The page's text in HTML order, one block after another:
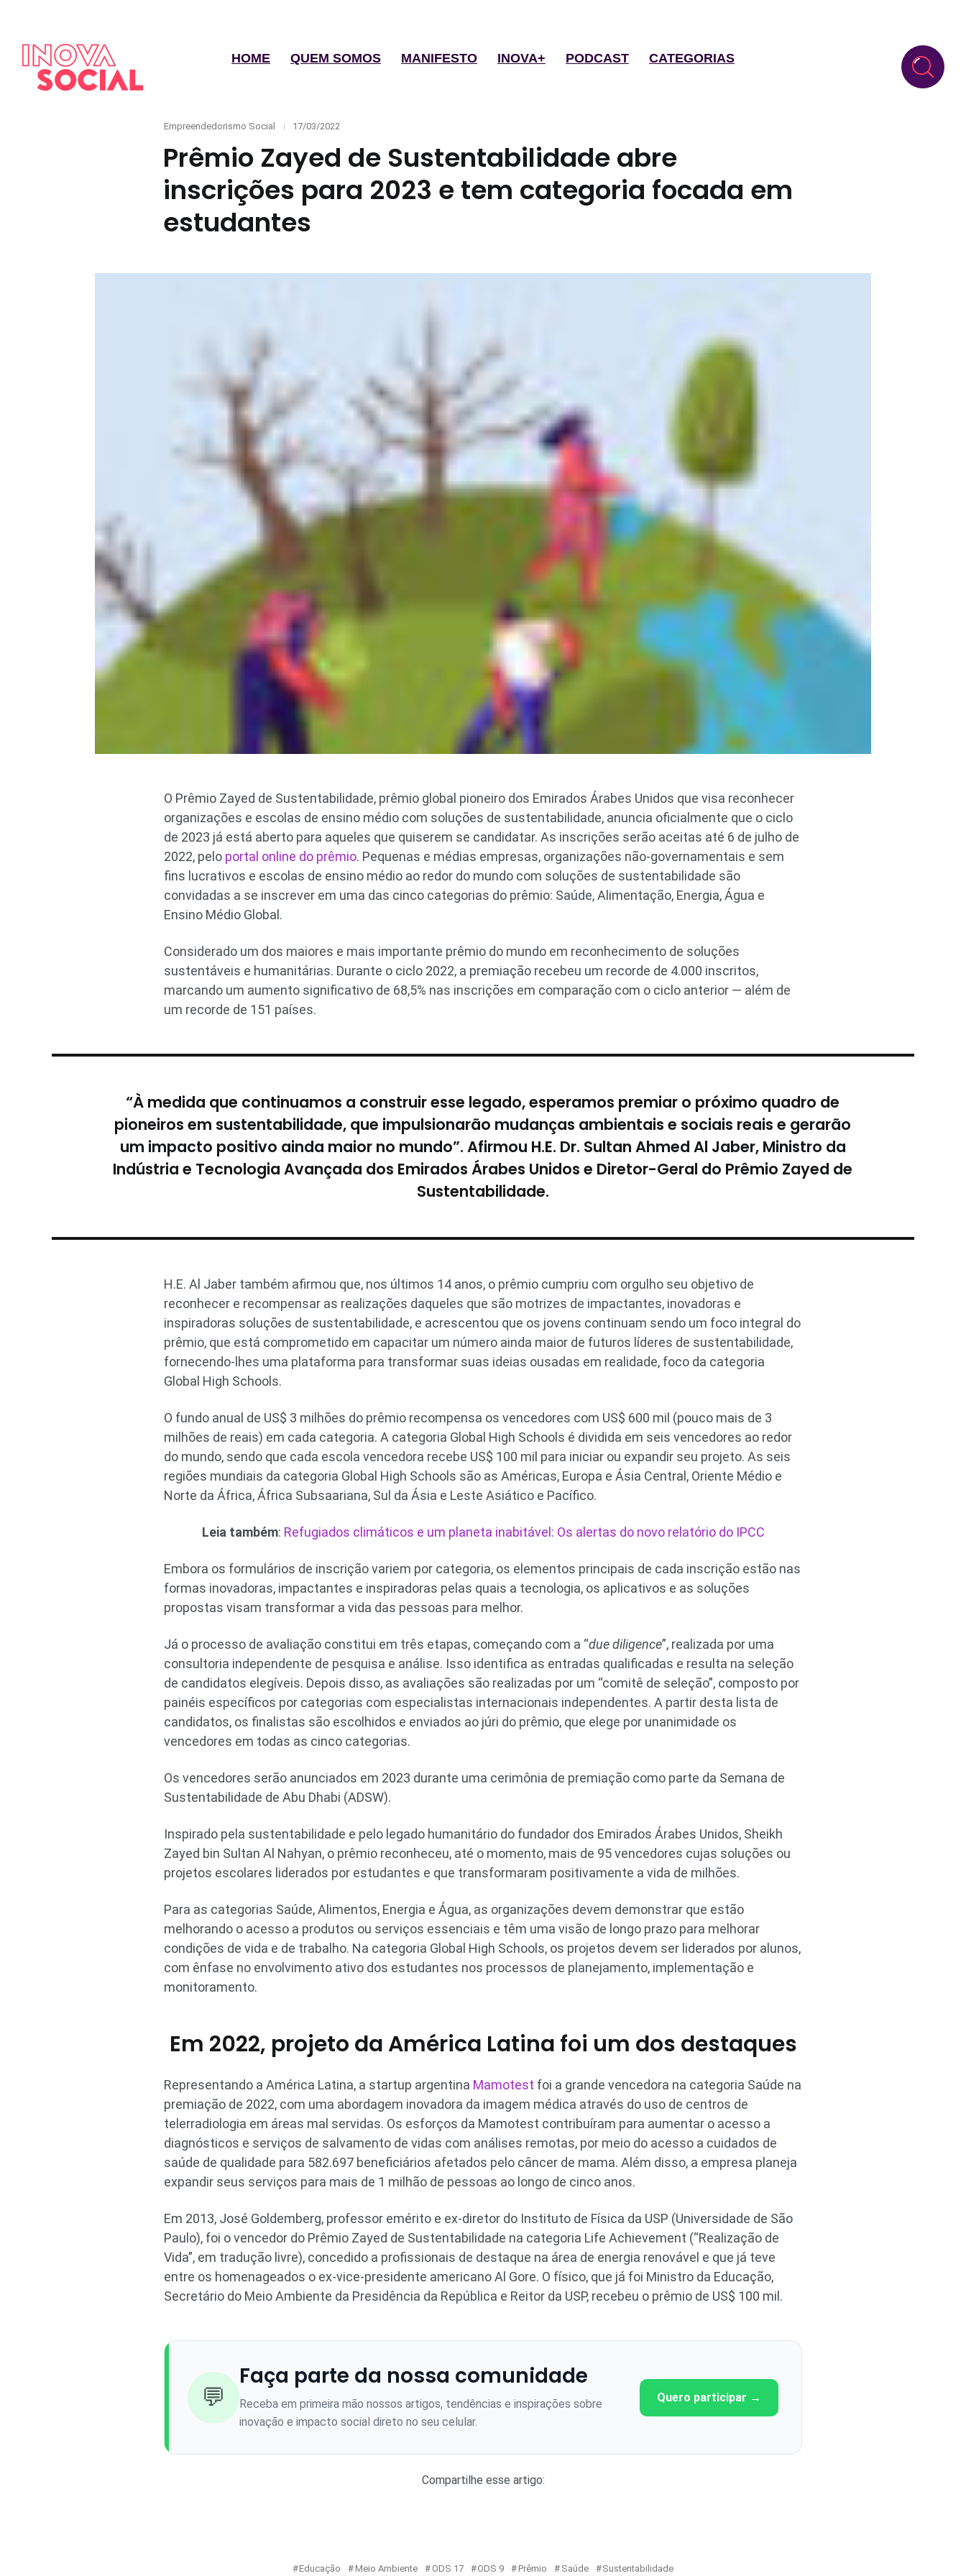
HOME QUEM SOMOS MANIFESTO INOVA+ PODCAST CATEGORIAS
Categories
Empreendedorismo Social
Posted
17/03/2022
Prêmio Zayed de Sustentabilidade abre
inscrições para 2023 e tem categoria focada em
estudantes
O Prêmio Zayed de Sustentabilidade, prêmio global pioneiro dos Emirados Árabes Unidos que visa reconhecer
organizações e escolas de ensino médio com soluções de sustentabilidade, anuncia oficialmente que o ciclo
de 2023 já está aberto para aqueles que quiserem se candidatar. As inscrições serão aceitas até 6 de julho de
2022, pelo portal online do prêmio. Pequenas e médias empresas, organizações não-governamentais e sem
fins lucrativos e escolas de ensino médio ao redor do mundo com soluções de sustentabilidade são
convidadas a se inscrever em uma das cinco categorias do prêmio: Saúde, Alimentação, Energia, Água e
Ensino Médio Global.
Considerado um dos maiores e mais importante prêmio do mundo em reconhecimento de soluções
sustentáveis e humanitárias. Durante o ciclo 2022, a premiação recebeu um recorde de 4.000 inscritos,
marcando um aumento significativo de 68,5% nas inscrições em comparação com o ciclo anterior — além de
um recorde de 151 países.
“À medida que continuamos a construir esse legado, esperamos premiar o próximo quadro de
pioneiros em sustentabilidade, que impulsionarão mudanças ambientais e sociais reais e gerarão
um impacto positivo ainda maior no mundo”. Afirmou H.E. Dr. Sultan Ahmed Al Jaber, Ministro da
Indústria e Tecnologia Avançada dos Emirados Árabes Unidos e Diretor-Geral do Prêmio Zayed de
Sustentabilidade.
H.E. Al Jaber também afirmou que, nos últimos 14 anos, o prêmio cumpriu com orgulho seu objetivo de
reconhecer e recompensar as realizações daqueles que são motrizes de impactantes, inovadoras e
inspiradoras soluções de sustentabilidade, e acrescentou que os jovens continuam sendo um foco integral do
prêmio, que está comprometido em capacitar um número ainda maior de futuros líderes de sustentabilidade,
fornecendo-lhes uma plataforma para transformar suas ideias ousadas em realidade, foco da categoria
Global High Schools.
O fundo anual de US$ 3 milhões do prêmio recompensa os vencedores com US$ 600 mil (pouco mais de 3
milhões de reais) em cada categoria. A categoria Global High Schools é dividida em seis vencedores ao redor
do mundo, sendo que cada escola vencedora recebe US$ 100 mil para iniciar ou expandir seu projeto. As seis
regiões mundiais da categoria Global High Schools são as Américas, Europa e Ásia Central, Oriente Médio e
Norte da África, África Subsaariana, Sul da Ásia e Leste Asiático e Pacífico.
Leia também: Refugiados climáticos e um planeta inabitável: Os alertas do novo relatório do IPCC
Embora os formulários de inscrição variem por categoria, os elementos principais de cada inscrição estão nas
formas inovadoras, impactantes e inspiradoras pelas quais a tecnologia, os aplicativos e as soluções
propostas visam transformar a vida das pessoas para melhor.
Já o processo de avaliação constitui em três etapas, começando com a “due diligence”, realizada por uma
consultoria independente de pesquisa e análise. Isso identifica as entradas qualificadas e resulta na seleção
de candidatos elegíveis. Depois disso, as avaliações são realizadas por um “comitê de seleção”, composto por
painéis específicos por categorias com especialistas internacionais independentes. A partir desta lista de
candidatos, os finalistas são escolhidos e enviados ao júri do prêmio, que elege por unanimidade os
vencedores em todas as cinco categorias.
Os vencedores serão anunciados em 2023 durante uma cerimônia de premiação como parte da Semana de
Sustentabilidade de Abu Dhabi (ADSW).
Inspirado pela sustentabilidade e pelo legado humanitário do fundador dos Emirados Árabes Unidos, Sheikh
Zayed bin Sultan Al Nahyan, o prêmio reconheceu, até o momento, mais de 95 vencedores cujas soluções ou
projetos escolares liderados por estudantes e que transformaram positivamente a vida de milhões.
Para as categorias Saúde, Alimentos, Energia e Água, as organizações devem demonstrar que estão
melhorando o acesso a produtos ou serviços essenciais e têm uma visão de longo prazo para melhorar
condições de vida e de trabalho. Na categoria Global High Schools, os projetos devem ser liderados por alunos,
com ênfase no envolvimento ativo dos estudantes nos processos de planejamento, implementação e
monitoramento.
Em 2022, projeto da América Latina foi um dos destaques
Representando a América Latina, a startup argentina Mamotest foi a grande vencedora na categoria Saúde na
premiação de 2022, com uma abordagem inovadora da imagem médica através do uso de centros de
telerradiologia em áreas mal servidas. Os esforços da Mamotest contribuíram para aumentar o acesso a
diagnósticos e serviços de salvamento de vidas com análises remotas, por meio do acesso a cuidados de
saúde de qualidade para 582.697 beneficiários afetados pelo câncer de mama. Além disso, a empresa planeja
expandir seus serviços para mais de 1 milhão de pessoas ao longo de cinco anos.
Em 2013, José Goldemberg, professor emérito e ex-diretor do Instituto de Física da USP (Universidade de São
Paulo), foi o vencedor do Prêmio Zayed de Sustentabilidade na categoria Life Achievement (“Realização de
Vida”, em tradução livre), concedido a profissionais de destaque na área de energia renovável e que já teve
entre os homenageados o ex-vice-presidente americano Al Gore. O físico, que já foi Ministro da Educação,
Secretário do Meio Ambiente da Presidência da República e Reitor da USP, recebeu o prêmio de US$ 100 mil.
💬
Faça parte da nossa comunidade
Receba em primeira mão nossos artigos, tendências e inspirações sobre
inovação e impacto social direto no seu celular.
Quero participar →
Compartilhe esse artigo:
Educação Meio Ambiente ODS 17 ODS 9 Prêmio Saúde Sustentabilidade